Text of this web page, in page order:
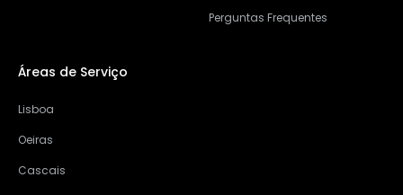
Perguntas Frequentes
Áreas de Serviço
Lisboa
Oeiras
Cascais